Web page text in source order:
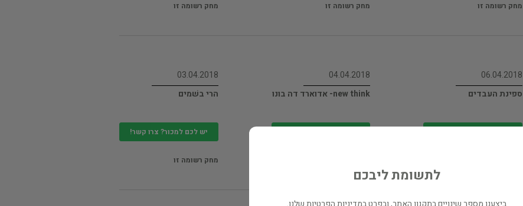
מחק רשומה זו מחק רשומה זו מחק רשומה זו
06.04.2018
ספינת העבדים
04.04.2018
new think- אדוארד דה בונו
03.04.2018
הרי בשׁמים
יש לכם למכור? צרו קשר!
מחק רשומה זו
לתשומת ליבכם